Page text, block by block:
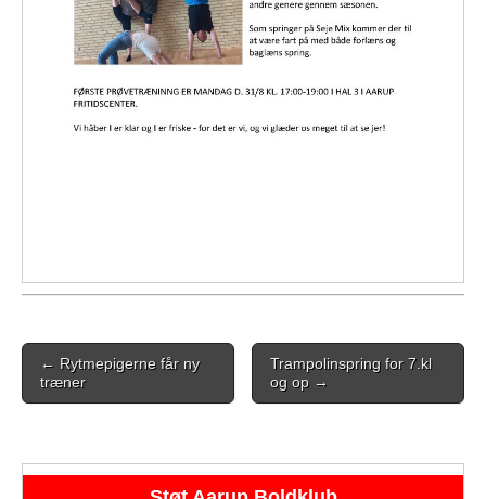
Post
navigation
← Rytmepigerne får ny
træner
Trampolinspring for 7.kl
og op →